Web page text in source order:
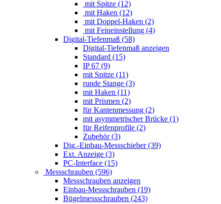
mit Spitze (12)
mit Haken (12)
mit Doppel-Haken (2)
mit Feineinstellung (4)
Digital-Tiefenmaß (58)
Digital-Tiefenmaß anzeigen
Standard (15)
IP 67 (9)
mit Spitze (11)
runde Stange (3)
mit Haken (11)
mit Prismen (2)
für Kantenmessung (2)
mit asymmetrischer Brücke (1)
für Reifenprofile (2)
Zubehör (3)
Dig.-Einbau-Messschieber (39)
Ext. Anzeige (3)
PC-Interface (15)
Messschrauben (596)
Messschrauben anzeigen
Einbau-Messschrauben (19)
Bügelmessschrauben (243)